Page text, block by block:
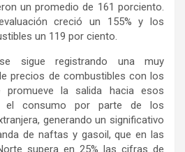
un promedio de 161 porciento.
creció un 155% y los
un 119 por ciento.
sigue registrando una muy
precios de combustibles con los
promueve la salida hacia esos
el consumo por parte de los
generando un significativo
de naftas y gasoil, que en las